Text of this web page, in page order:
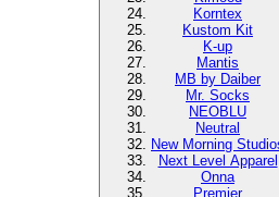
Korntex
Kustom Kit
K-up
Mantis
MB by Daiber
Mr. Socks
NEOBLU
Neutral
New Morning
Next Level Apparel
Onna
Premier